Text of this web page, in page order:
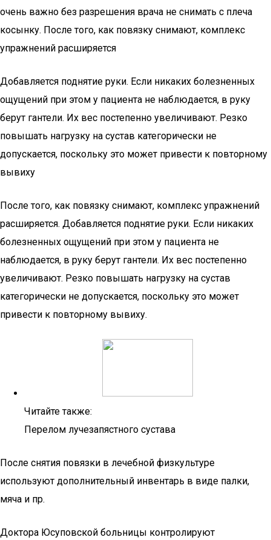
очень важно без разрешения врача не снимать с плеча
косынку. После того, как повязку снимают, комплекс
упражнений расширяется
Добавляется поднятие руки. Если никаких болезненных
ощущений при этом у пациента не наблюдается, в руку
берут гантели. Их вес постепенно увеличивают. Резко
повышать нагрузку на сустав категорически не
допускается, поскольку это может привести к повторному
вывиху
После того, как повязку снимают, комплекс упражнений
расширяется. Добавляется поднятие руки. Если никаких
болезненных ощущений при этом у пациента не
наблюдается, в руку берут гантели. Их вес постепенно
увеличивают. Резко повышать нагрузку на сустав
категорически не допускается, поскольку это может
привести к повторному вывиху.
Читайте также:
Перелом лучезапястного сустава
После снятия повязки в лечебной физкультуре
используют дополнительный инвентарь в виде палки,
мяча и пр.
Доктора Юсуповской больницы контролируют